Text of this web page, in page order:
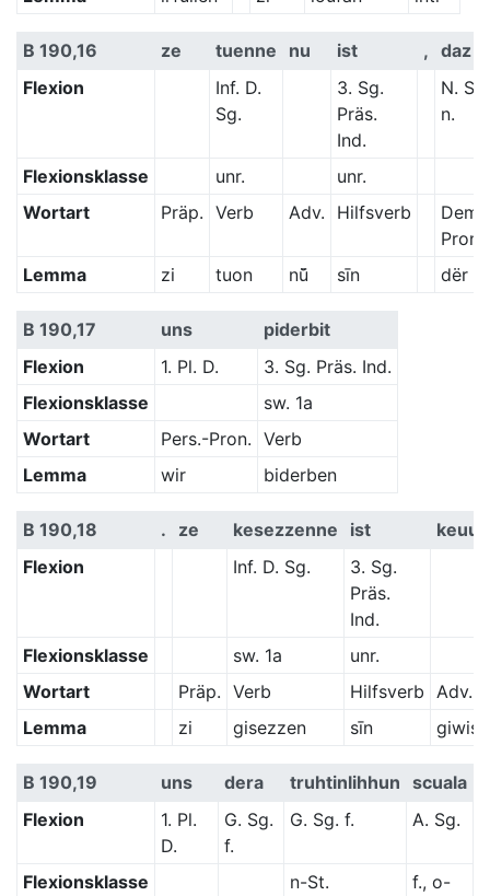
B 190,16 ze tuenne nu ist , daz
Flexion
Inf. D.
Sg.
3. Sg.
Präs.
Ind.
N. Sg.
n.
Flexionsklasse unr.
unr.
Wortart
Präp. Verb Adv. Hilfsverb
Dem.-
Pron.
Lemma
zi tuon nū̆ sīn dër
B 190,17 uns
piderbit
Flexion
1. Pl. D.
3. Sg. Präs. Ind.
Flexionsklasse
sw. 1a
Wortart
Pers.-Pron. Verb
Lemma
wir biderben
B 190,18 . ze kesezzenne ist
Flexion
Inf. D. Sg.
3. Sg.
Präs.
Ind.
Flexionsklasse
sw. 1a
unr.
Wortart
Präp. Verb Hilfsverb Adv.
Lemma
zi gisezzen sīn
B 190,19 uns dera truhtinlihhun scuala
Flexion
1. Pl.
D.
G. Sg.
f.
G. Sg. f. A. Sg.
Flexionsklasse n-St.
f., o-